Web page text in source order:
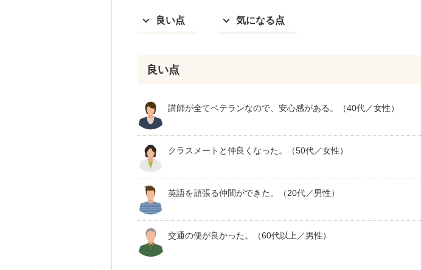
良い点 気になる点
良い点
講師が全てベテランなので、安心感がある。（40代／女性）
クラスメートと仲良くなった。（50代／女性）
英語を頑張る仲間ができた。（20代／男性）
交通の便が良かった。（60代以上／男性）